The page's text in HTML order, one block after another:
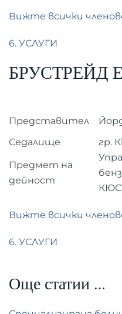
Вижте всички
6. УСЛУГИ
БРУСТРЕЙД
Представител
Седалище
гр.
Предмет на
дейност
Вижте всички
6. УСЛУГИ
Още статии …